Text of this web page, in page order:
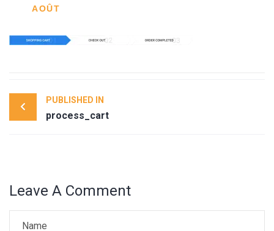
AOÛT
Post
navigation
PUBLISHED IN
process_cart
Leave A Comment